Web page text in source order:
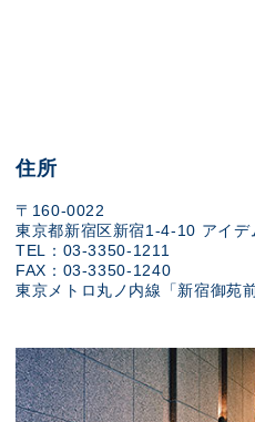
住所
〒160-0022
東京都新宿区新宿1-4-10 アイデ
TEL：03-3350-1211
FAX：03-3350-1240
東京メトロ丸ノ内線「新宿御苑